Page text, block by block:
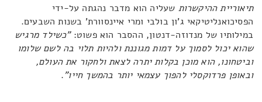
תיאוריית ההיקשרות שעליה הוא מדבר נהגתה על-ידי
הפסיכואנליטיקאי ג'ון בולבי ומרי איינסוורת' בשנות השבעים.
במילותיו של מנדוזה-דנטון, ההסבר הוא פשוט:"כשילד מרגיש
שהוא יכול לסמוך על דמות מגוננת ולהיות תלוי בה לשם שלומו
וביטחונו, הוא מוכן בקלות יתרה לצאת ולחקור את העולם,
ובאופן פרדוקסלי להפוך עצמאי יותר בהמשך חייו".